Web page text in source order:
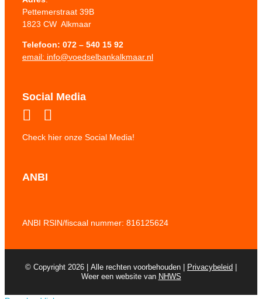
Pettemerstraat 39B
1823 CW Alkmaar
Telefoon: 072 – 540 15 92
email: info@voedselbankalkmaar.nl
Social Media
Check hier onze Social Media!
ANBI
ANBI RSIN/fiscaal nummer: 816125624
© Copyright 2026 | Alle rechten voorbehouden | Privacybeleid
Weer een website van NHWS